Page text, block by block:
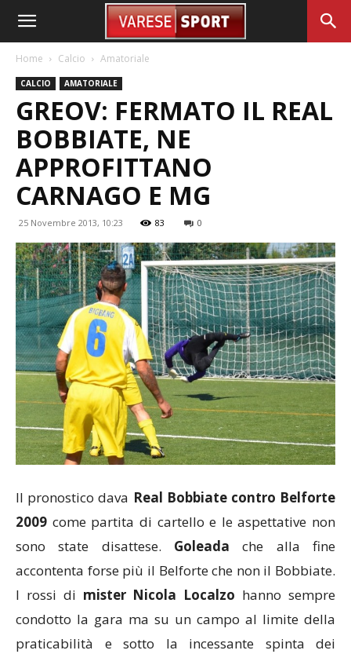
Home Calcio Amatoriale
CALCIO AMATORIALE
GREOV: FERMATO IL REAL
BOBBIATE, NE
APPROFITTANO
CARNAGO E MG
25 Novembre 2013, 10:23 83 0
Il pronostico dava Real Bobbiate contro Belforte
2009 come partita di cartello e le aspettative non
sono state disattese. Goleada che alla fine
accontenta forse più il Belforte che non il Bobbiate.
I rossi di mister Nicola Localzo hanno sempre
condotto la gara ma su un campo al limite della
praticabilità e sotto la incessante spinta dei